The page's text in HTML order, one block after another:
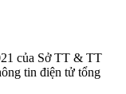
của Sở TT & TT
tin điện tử tổng